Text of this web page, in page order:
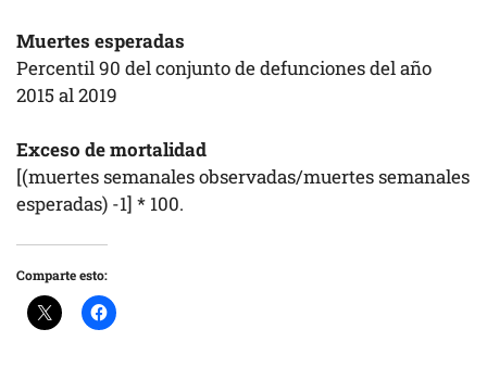
Muertes esperadas
Percentil 90 del conjunto de defunciones del año
2015 al 2019
Exceso de mortalidad
[(muertes semanales observadas/muertes semanales
esperadas) -1] * 100.
Comparte esto: